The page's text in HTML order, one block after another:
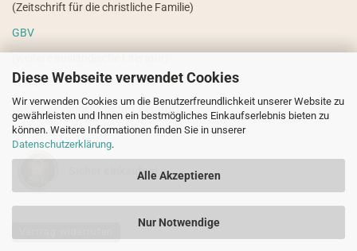
Diese Webseite verwendet Cookies
Wir verwenden Cookies um die Benutzerfreundlichkeit unserer Website zu
gewährleisten und Ihnen ein bestmögliches Einkaufserlebnis bieten zu
können. Weitere Informationen finden Sie in unserer
Datenschutzerklärung.
Alle Akzeptieren
Nur Notwendige
(Zeitschrift für die christliche Familie)
GBV
VdHS
(weitere evangelistische Literatur)
Sicher einkaufen!